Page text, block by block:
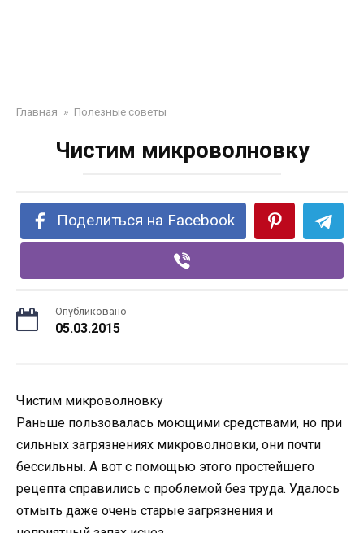
Главная » Полезные советы
Чистим микроволновку
Поделиться на Facebook
Опубликовано
05.03.2015
Чистим микроволновку
Раньше пользовалась моющими средствами, но при
сильных загрязнениях микроволновки, они почти
бессильны. А вот с помощью этого простейшего
рецепта справились с проблемой без труда. Удалось
отмыть даже очень старые загрязнения и